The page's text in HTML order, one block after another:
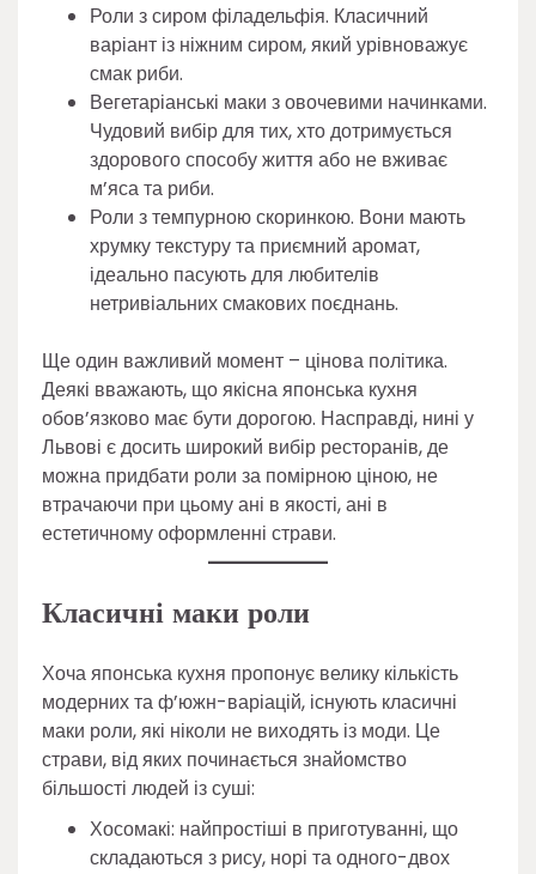
Роли з сиром філадельфія. Класичний
варіант із ніжним сиром, який урівноважує
смак риби.
Вегетаріанські маки з овочевими начинками.
Чудовий вибір для тих, хто дотримується
здорового способу життя або не вживає
м’яса та риби.
Роли з темпурною скоринкою. Вони мають
хрумку текстуру та приємний аромат,
ідеально пасують для любителів
нетривіальних смакових поєднань.
Ще один важливий момент – цінова політика.
Деякі вважають, що якісна японська кухня
обов’язково має бути дорогою. Насправді, нині у
Львові є досить широкий вибір ресторанів, де
можна придбати роли за помірною ціною, не
втрачаючи при цьому ані в якості, ані в
естетичному оформленні страви.
Класичні маки роли
Хоча японська кухня пропонує велику кількість
модерних та ф’южн-варіацій, існують класичні
маки роли, які ніколи не виходять із моди. Це
страви, від яких починається знайомство
більшості людей із суші:
Хосомакі: найпростіші в приготуванні, що
складаються з рису, норі та одного-двох